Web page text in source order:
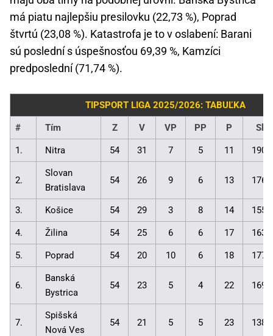
má piatu najlepšiu presilovku (22,73 %), Poprad
štvrtú (23,08 %). Katastrofa je to v oslabení: Barani
sú poslední s úspešnosťou 69,39 %, Kamzíci
predposlední (71,74 %).
TIPSPORT LIGA 2025/2026: TABUĽKA
# Tím Z V VP PP P
1. Nitra 54 31 7 5 11
2.
Slovan
Bratislava
54 26 9 6 13
3. Košice 54 29 3 8 14
4. Žilina 54 25 6 6 17
5. Poprad 54 20 10 6 18
6.
Banská
Bystrica
54 23 5 4 22
7.
Spišská
Nová Ves
54 21 5 5 23